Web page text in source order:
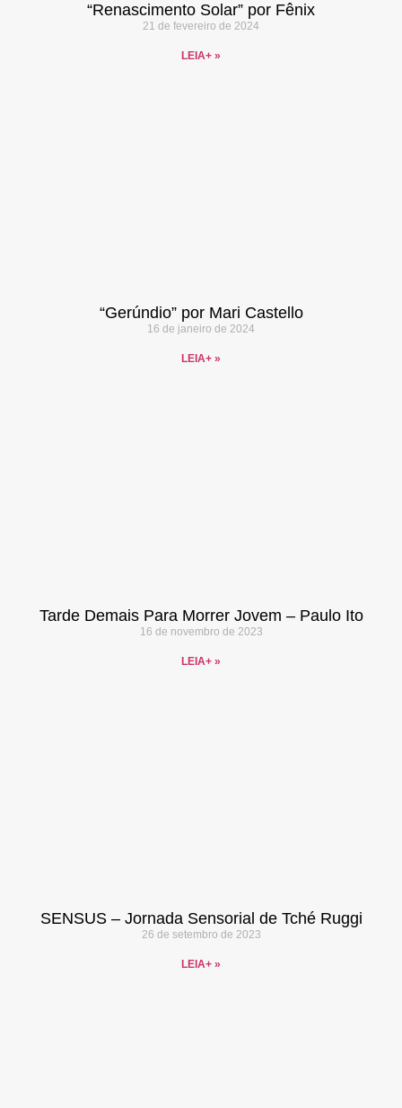
“Renascimento Solar” por Fênix
21 de fevereiro de 2024
LEIA+ »
“Gerúndio” por Mari Castello
16 de janeiro de 2024
LEIA+ »
Tarde Demais Para Morrer Jovem – Paulo Ito
16 de novembro de 2023
LEIA+ »
SENSUS – Jornada Sensorial de Tché Ruggi
26 de setembro de 2023
LEIA+ »